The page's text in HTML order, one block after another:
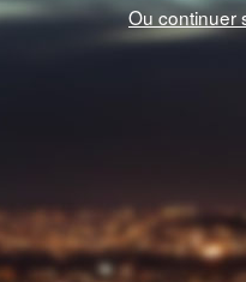
Ou continuer